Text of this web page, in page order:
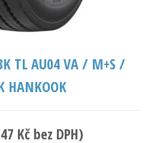
TL AU04 VA / M+S /
HANKOOK
Kč bez DPH)